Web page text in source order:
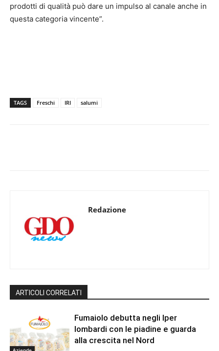
prodotti di qualità può dare un impulso al canale anche in
questa categoria vincente”.
TAGS Freschi IRI salumi
Redazione
ARTICOLI CORRELATI
Fumaiolo debutta negli Iper
lombardi con le piadine e guarda
alla crescita nel Nord